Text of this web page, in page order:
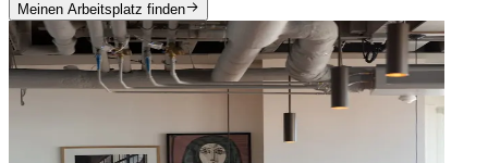
Meinen Arbeitsplatz finden